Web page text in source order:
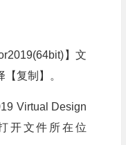
】文
复制】。
Virtual Design
开文件所在位